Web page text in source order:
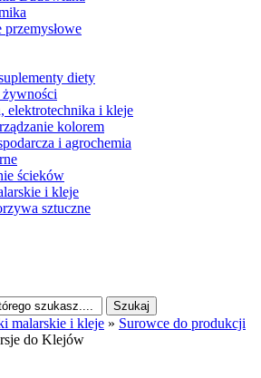
diety
elektrotechnika i kleje
kolorem
i agrochemia
ścieków
i kleje
sztuczne
malarskie i kleje » Surowce do produkcji
do Klejów